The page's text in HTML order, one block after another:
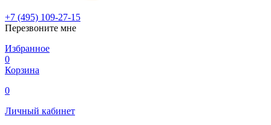
+7 (495) 109-27-15
Перезвоните мне
Избранное
0
Корзина
0
Личный кабинет